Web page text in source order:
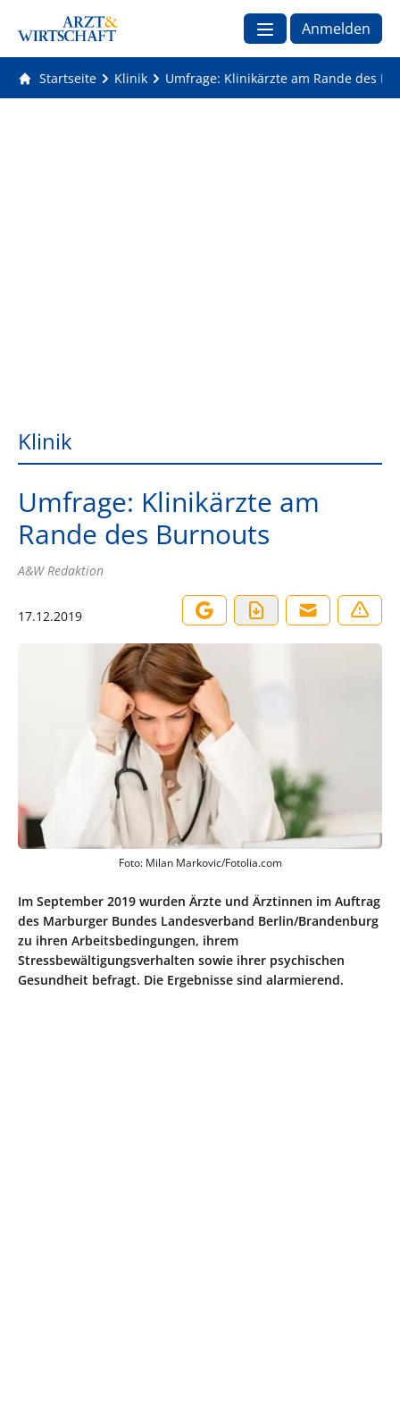
Anmelden
Startseite Klinik Umfrage: Klinikärzte am Rande des
Klinik
Umfrage: Klinikärzte am
Rande des Burnouts
A&W Redaktion
17.12.2019
Foto: Milan Markovic/Fotolia.com
Im September 2019 wurden Ärzte und Ärztinnen im Auftrag
des Marburger Bundes Landesverband Berlin/Brandenburg
zu ihren Arbeitsbedingungen, ihrem
Stressbewältigungsverhalten sowie ihrer psychischen
Gesundheit befragt. Die Ergebnisse sind alarmierend.